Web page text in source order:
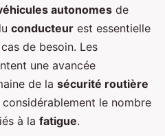
autonomes de
conducteur est essentielle
de besoin. Les
une avancée
de la sécurité routière
le nombre
à la fatigue.